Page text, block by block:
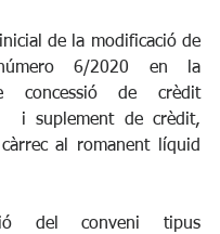
de la modificació de
6/2020 en la
concessió de crèdit
i suplement de crèdit,
al romanent líquid
del conveni tipus